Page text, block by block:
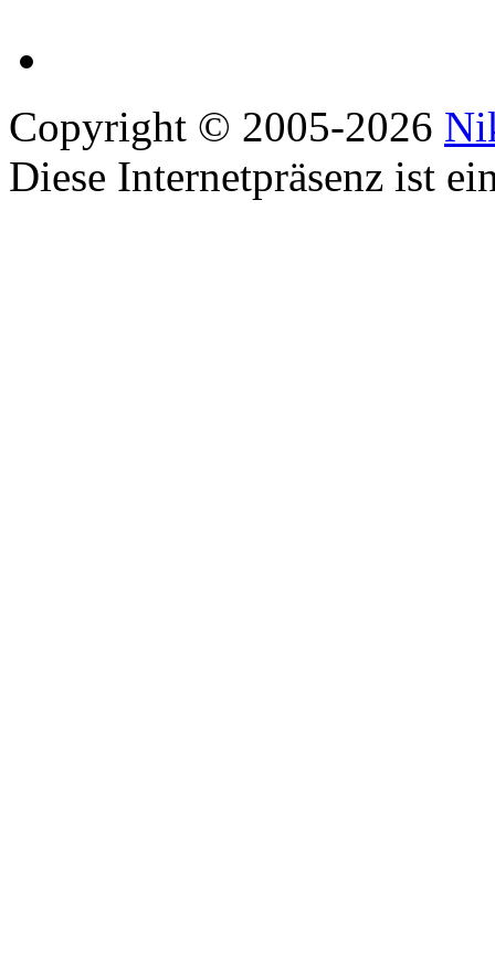
Copyright © 2005-2026
Diese Internetpräsenz ist